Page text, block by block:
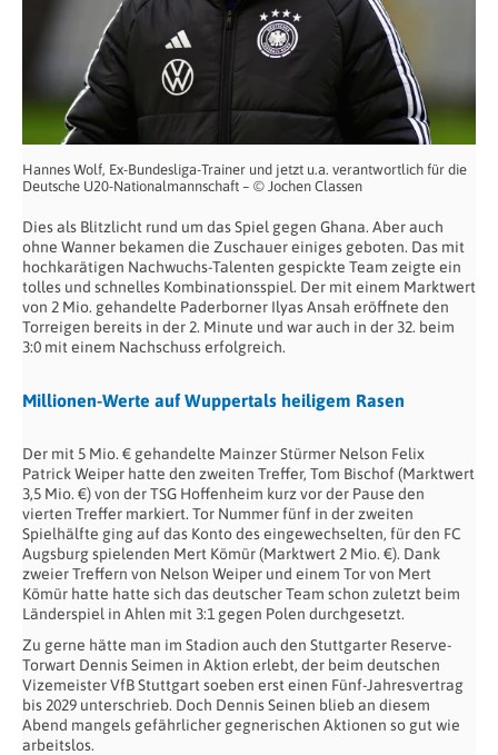
Hannes Wolf, Ex-Bundesliga-Trainer und jetzt u.a. verantwortlich für die
Deutsche U20-Nationalmannschaft – © Jochen Classen
Dies als Blitzlicht rund um das Spiel gegen Ghana. Aber auch
ohne Wanner bekamen die Zuschauer einiges geboten. Das mit
hochkarätigen Nachwuchs-Talenten gespickte Team zeigte ein
tolles und schnelles Kombinationsspiel. Der mit einem Marktwert
von 2 Mio. gehandelte Paderborner Ilyas Ansah eröffnete den
Torreigen bereits in der 2. Minute und war auch in der 32. beim
3:0 mit einem Nachschuss erfolgreich.
Millionen-Werte auf Wuppertals heiligem Rasen
Der mit 5 Mio. € gehandelte Mainzer Stürmer Nelson Felix
Patrick Weiper hatte den zweiten Treffer, Tom Bischof (Marktwert
3,5 Mio. €) von der TSG Hoffenheim kurz vor der Pause den
vierten Treffer markiert. Tor Nummer fünf in der zweiten
Spielhälfte ging auf das Konto des eingewechselten, für den FC
Augsburg spielenden Mert Kömür (Marktwert 2 Mio. €). Dank
zweier Treffern von Nelson Weiper und einem Tor von Mert
Kömür hatte hatte sich das deutscher Team schon zuletzt beim
Länderspiel in Ahlen mit 3:1 gegen Polen durchgesetzt.
Zu gerne hätte man im Stadion auch den Stuttgarter Reserve-
Torwart Dennis Seimen in Aktion erlebt, der beim deutschen
Vizemeister VfB Stuttgart soeben erst einen Fünf-Jahresvertrag
bis 2029 unterschrieb. Doch Dennis Seinen blieb an diesem
Abend mangels gefährlicher gegnerischen Aktionen so gut wie
arbeitslos.